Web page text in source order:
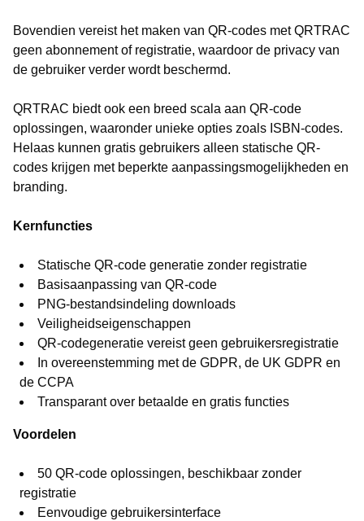
Bovendien vereist het maken van QR-codes met QRTRAC
geen abonnement of registratie, waardoor de privacy van
de gebruiker verder wordt beschermd.
QRTRAC biedt ook een breed scala aan QR-code
oplossingen, waaronder unieke opties zoals ISBN-codes.
Helaas kunnen gratis gebruikers alleen statische QR-
codes krijgen met beperkte aanpassingsmogelijkheden en
branding.
Kernfuncties
Statische QR-code generatie zonder registratie
Basisaanpassing van QR-code
PNG-bestandsindeling downloads
Veiligheidseigenschappen
QR-codegeneratie vereist geen gebruikersregistratie
In overeenstemming met de GDPR, de UK GDPR en
de CCPA
Transparant over betaalde en gratis functies
Voordelen
50 QR-code oplossingen, beschikbaar zonder
registratie
Eenvoudige gebruikersinterface